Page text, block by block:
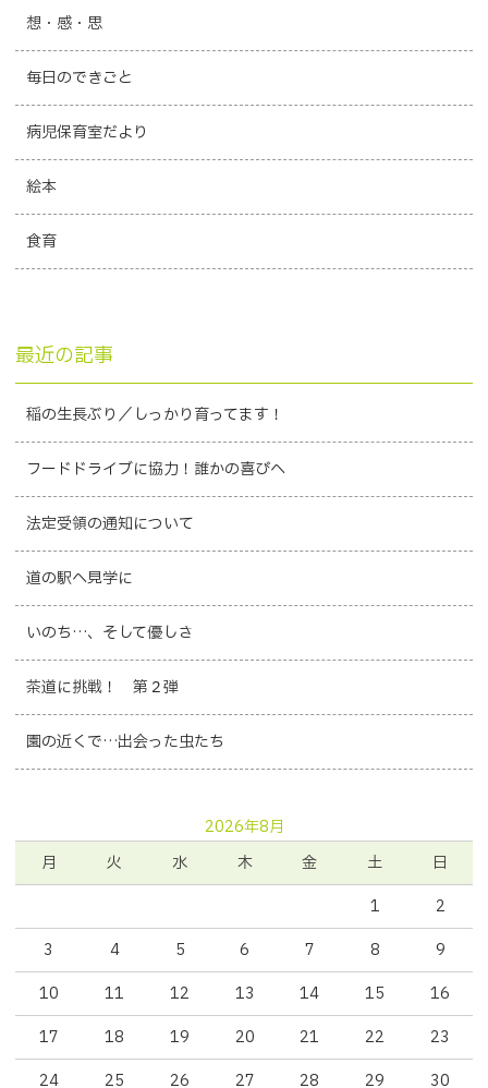
想・感・思
毎日のできごと
病児保育室だより
絵本
食育
最近の記事
稲の生長ぶり／しっかり育ってます！
フードドライブに協力！誰かの喜びへ
法定受領の通知について
道の駅へ見学に
いのち…、そして優しさ
茶道に挑戦！ 第２弾
園の近くで…出会った虫たち
2026年8月
月
火 水 木 金 土
日
1
2
3
4 5 6 7 8
9
10
11 12 13 14 15
16
17
18 19 20 21 22
23
24
25 26 27 28 29
30